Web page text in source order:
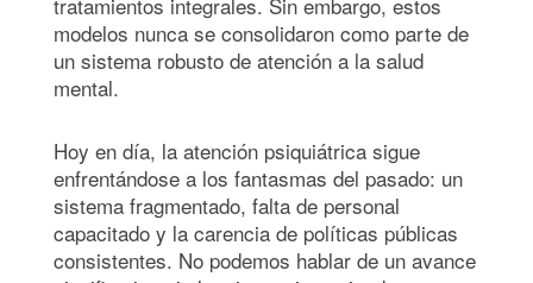
modelos nunca se consolidaron como parte de
un sistema robusto de atención a la salud
mental.
Hoy en día, la atención psiquiátrica sigue
enfrentándose a los fantasmas del pasado: un
sistema fragmentado, falta de personal
capacitado y la carencia de políticas públicas
consistentes. No podemos hablar de un avance